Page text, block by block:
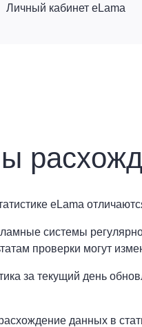
Личный кабинет eLama
eLama
системы
проверки могут
за текущий день
данных в